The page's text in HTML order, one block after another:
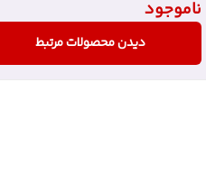
ناموجود
دیدن محصولات مرتبط